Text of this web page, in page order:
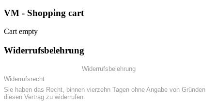
VM - Shopping cart
Cart empty
Widerrufsbelehrung
Widerrufsbelehrung
Widerrufsrecht
Sie haben das Recht, binnen vierzehn Tagen ohne Angabe von Gründen
diesen Vertrag zu widerrufen.